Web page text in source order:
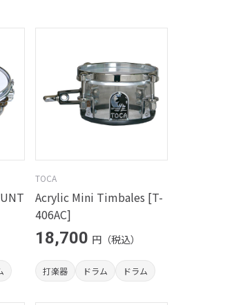
TOCA
Acrylic Mini Timbales [T-
406AC]
18,700 円（税込）
打楽器 ドラム ドラム